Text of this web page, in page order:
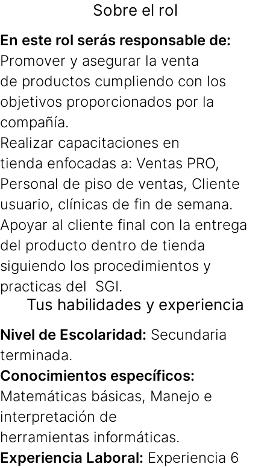
Sobre el rol
En este rol serás responsable de:
Promover y asegurar la venta
de productos cumpliendo con los
objetivos proporcionados por la
compañía.
Realizar capacitaciones en
tienda enfocadas a: Ventas PRO,
Personal de piso de ventas, Cliente
usuario, clínicas de fin de semana.
Apoyar al cliente final con la entrega
del producto dentro de tienda
siguiendo los procedimientos y
practicas del SGI.
Tus habilidades y experiencia
Nivel de Escolaridad: Secundaria
terminada.
Conocimientos específicos:
Matemáticas básicas, Manejo e
interpretación de
herramientas informáticas.
Experiencia Laboral: Experiencia 6